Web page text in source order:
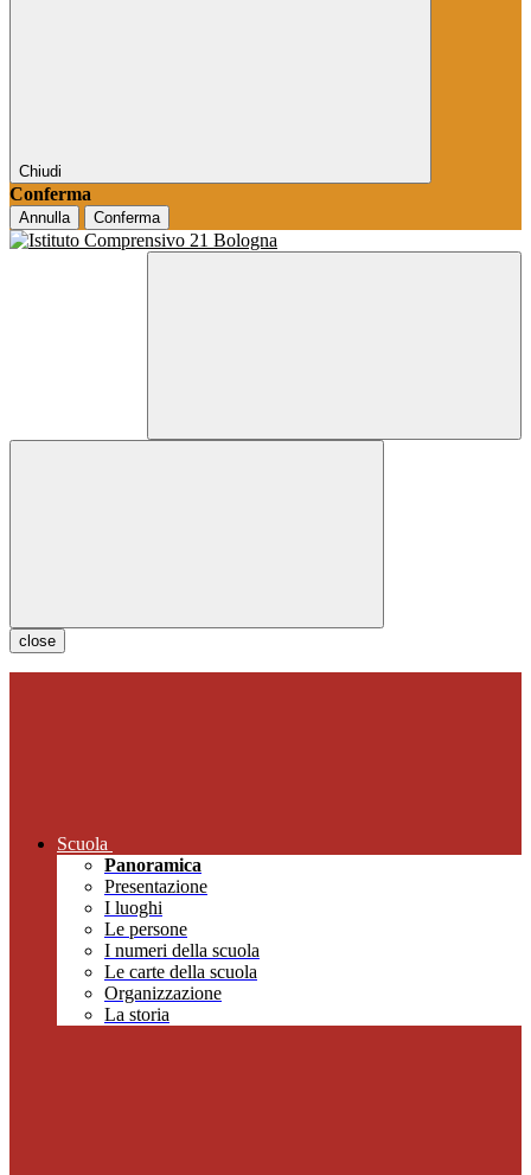
Chiudi
Conferma
Annulla Conferma
close
Scuola
Panoramica
Presentazione
I luoghi
Le persone
I numeri della scuola
Le carte della scuola
Organizzazione
La storia